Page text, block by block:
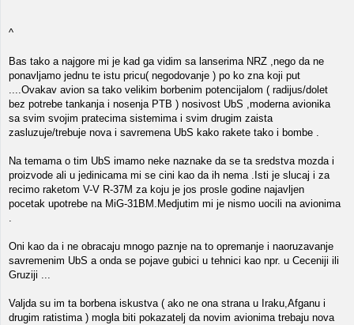
^
Bas tako a najgore mi je kad ga vidim sa lanserima NRZ ,nego da ne
ponavljamo jednu te istu pricu( negodovanje ) po ko zna koji put
....Ovakav avion sa tako velikim borbenim potencijalom ( radijus/dolet
bez potrebe tankanja i nosenja PTB ) nosivost UbS ,moderna avionika
sa svim svojim pratecima sistemima i svim drugim zaista
zasluzuje/trebuje nova i savremena UbS kako rakete tako i bombe .
Na temama o tim UbS imamo neke naznake da se ta sredstva mozda i
proizvode ali u jedinicama mi se cini kao da ih nema .Isti je slucaj i za
recimo raketom V-V R-37M za koju je jos prosle godine najavljen
pocetak upotrebe na MiG-31BM.Medjutim mi je nismo uocili na avionima
.
Oni kao da i ne obracaju mnogo paznje na to opremanje i naoruzavanje
savremenim UbS a onda se pojave gubici u tehnici kao npr. u Ceceniji ili
Gruziji ...
Valjda su im ta borbena iskustva ( ako ne ona strana u Iraku,Afganu i
drugim ratistima ) mogla biti pokazatelj da novim avionima trebaju nova